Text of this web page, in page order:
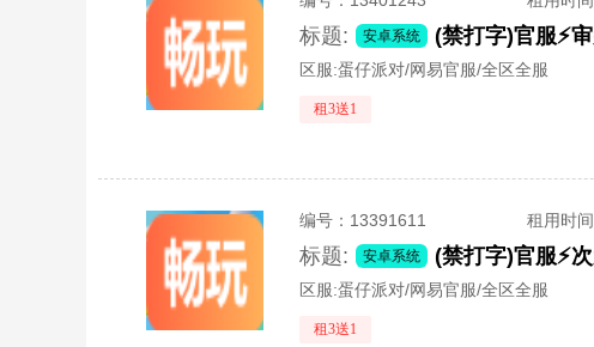
标题: 安卓系统
区服:蛋仔派对/网易官服/全区全服
租3送1
编号： 13391611 租用时间
标题: 安卓系统
区服:蛋仔派对/网易官服/全区全服
租3送1